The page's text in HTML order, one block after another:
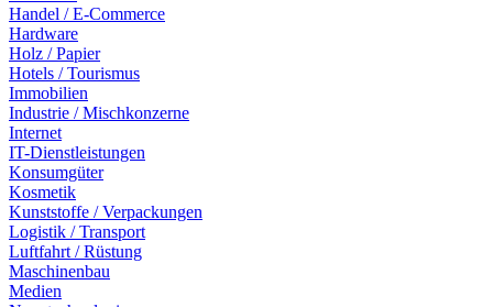
Handel / E-Commerce
Hardware
Holz / Papier
Hotels / Tourismus
Immobilien
Industrie / Mischkonzerne
Internet
IT-Dienstleistungen
Konsumgüter
Kosmetik
Kunststoffe / Verpackungen
Logistik / Transport
Luftfahrt / Rüstung
Maschinenbau
Medien